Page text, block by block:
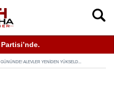
ALEVLER YENIDEN YÜKSELD...